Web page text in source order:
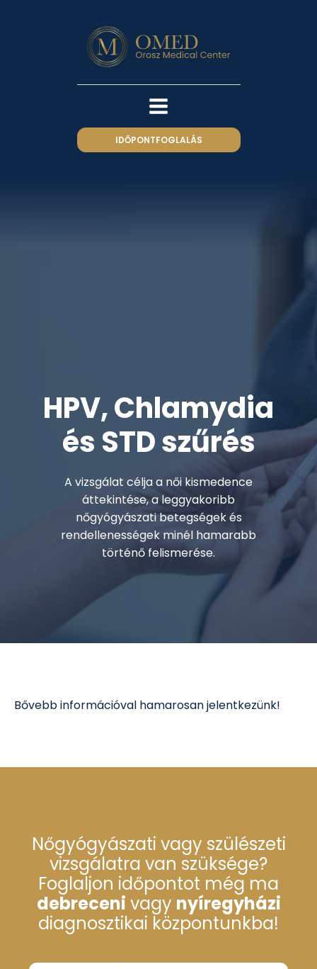
IDŐPONTFOGLALÁS
HPV, Chlamydia
és STD szűrés
A vizsgálat célja a női kismedence
áttekintése, a leggyakoribb
nőgyógyászati betegségek és
rendellenességek minél hamarabb
történő felismerése.
Bővebb információval hamarosan jelentkezünk!
Nőgyógyászati vagy szülészeti
vizsgálatra van szüksége?
Foglaljon időpontot még ma
debreceni vagy nyíregyházi
diagnosztikai központunkba!